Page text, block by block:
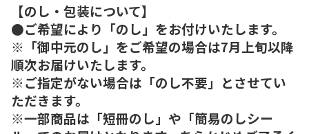
【のし・包装について】
●ご希望により「のし」をお付けいたします。
※「御中元のし」をご希望の場合は7月上旬以降
順次お届けいたします。
※ご指定がない場合は「のし不要」とさせてい
ただきます。
※一部商品は「短冊のし」や「簡易のしシー